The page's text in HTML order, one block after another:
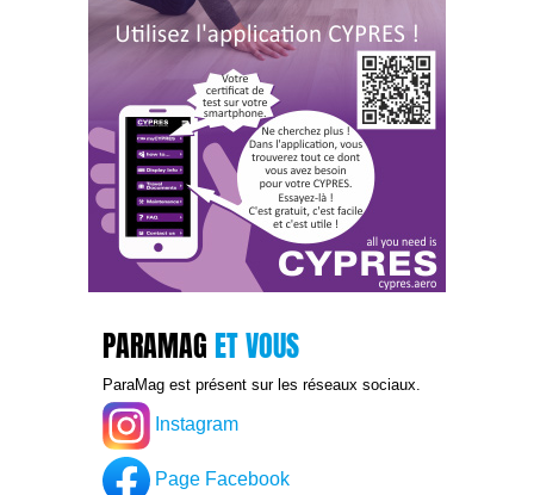
PARAMAG ET VOUS
ParaMag est présent sur les réseaux sociaux.
Instagram
Page Facebook